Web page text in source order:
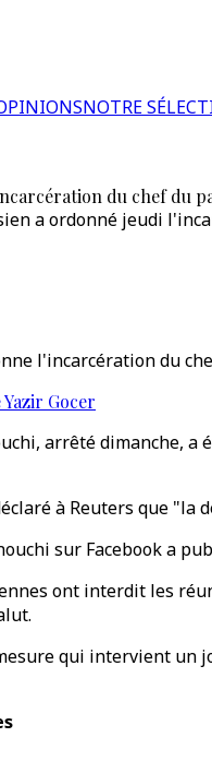
NOTRE
du chef du
a ordonné jeudi
l'incarcération du
Gocer
arrêté dimanche,
à Reuters que
sur Facebook a
ont interdit les
qui intervient un